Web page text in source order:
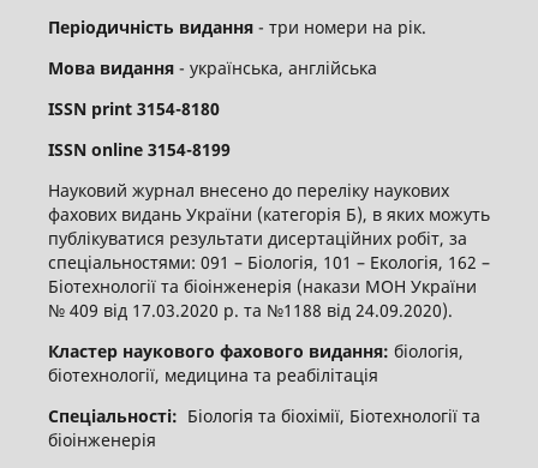
Періодичність видання- три номери на рік.
Мова видання- українська, англійська
ISSN print 3154-8180
ISSN online3154-8199
Науковий журнал внесено до переліку наукових
фахових видань України (категорія Б), в яких можуть
публікуватися результати дисертаційних робіт, за
спеціальностями: 091 – Біологія, 101 – Екологія, 162 –
Біотехнології та біоінженерія (накази МОН України
№ 409 від 17.03.2020 р. та №1188 від 24.09.2020).
Кластер наукового фахового видання: біологія,
біотехнології, медицина та реабілітація
Спеціальності: Біологія та біохімії, Біотехнології та
біоінженерія